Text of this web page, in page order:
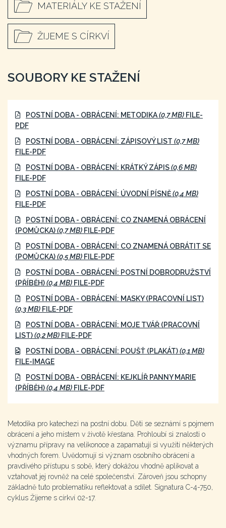
MATERIÁLY KE STAŽENÍ
ŽIJEME S CÍRKVÍ
SOUBORY KE STAŽENÍ
POSTNÍ DOBA - OBRÁCENÍ: METODIKA(0,7 MB) FILE-
PDF
POSTNÍ DOBA - OBRÁCENÍ: ZÁPISOVÝ LIST (0,7 MB)
FILE-PDF
POSTNÍ DOBA - OBRÁCENÍ: KRÁTKÝ ZÁPIS(0,6 MB)
FILE-PDF
POSTNÍ DOBA - OBRÁCENÍ: ÚVODNÍ PÍSNĚ(0,4 MB)
FILE-PDF
POSTNÍ DOBA - OBRÁCENÍ: CO ZNAMENÁ OBRÁCENÍ
(POMŮCKA)(0,7 MB) FILE-PDF
POSTNÍ DOBA - OBRÁCENÍ: CO ZNAMENÁ OBRÁTIT SE
(POMŮCKA)(0,5 MB) FILE-PDF
POSTNÍ DOBA - OBRÁCENÍ: POSTNÍ DOBRODRUŽSTVÍ
(PŘÍBĚH)(0,4 MB) FILE-PDF
POSTNÍ DOBA - OBRÁCENÍ: MASKY (PRACOVNÍ LIST)
(0,3 MB) FILE-PDF
POSTNÍ DOBA - OBRÁCENÍ: MOJE TVÁŘ (PRACOVNÍ
LIST)(0,2 MB) FILE-PDF
POSTNÍ DOBA - OBRÁCENÍ: POUŠŤ (PLAKÁT)(0,1 MB)
FILE-IMAGE
POSTNÍ DOBA - OBRÁCENÍ: KEJKLÍŘ PANNY MARIE
(PŘÍBĚH)(0,4 MB) FILE-PDF
Metodika pro katechezi na postní dobu. Děti se seznámí s pojmem
obrácení a jeho místem v životě křesťana. Prohloubí si znalosti o
významu přípravy na velikonoce a zapamatují si využití některých
vhodných forem. Uvědomují si význam osobního obrácení a
pravdivého přístupu s sobě, který dokážou vhodně aplikovat a
vztahovat jej rovněž na celé společenství. Zároveň jsou schopny
základně tuto problematiku reflektovat a sdílet. Signatura C-4-750,
cyklus Žijeme s církví 02-17.